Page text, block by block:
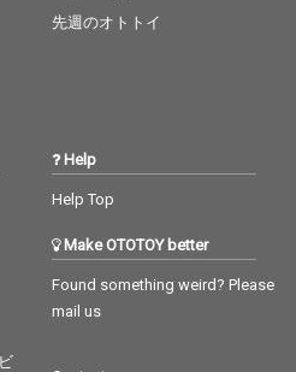
先週のオトトイ
Help
Help Top
Make OTOTOY better
Found something weird? Please
mail us